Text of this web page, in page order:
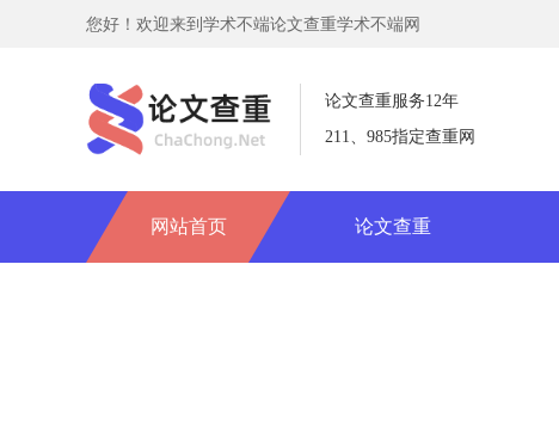
您好！欢迎来到学术不端论文查重学术不端网
网站首页 论文查重
论文查重服务12年
211、985指定查重网